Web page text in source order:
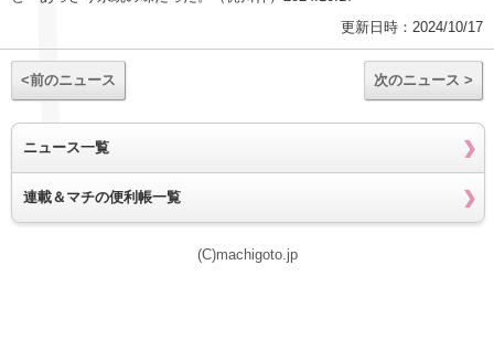
更新日時：2024/10/17
<前のニュース 次のニュース >
ニュース一覧
連載＆マチの便利帳一覧
(C)machigoto.jp